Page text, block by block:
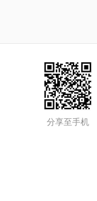
分享至手机